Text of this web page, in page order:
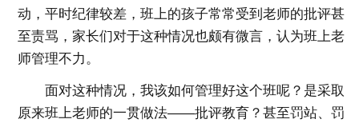
动，平时纪律较差，班上的孩子常常受到老师的批评甚
至责骂，家长们对于这种情况也颇有微言，认为班上老
师管理不力。
面对这种情况，我该如何管理好这个班呢？是采取
原来班上老师的一贯做法——批评教育？甚至罚站、罚